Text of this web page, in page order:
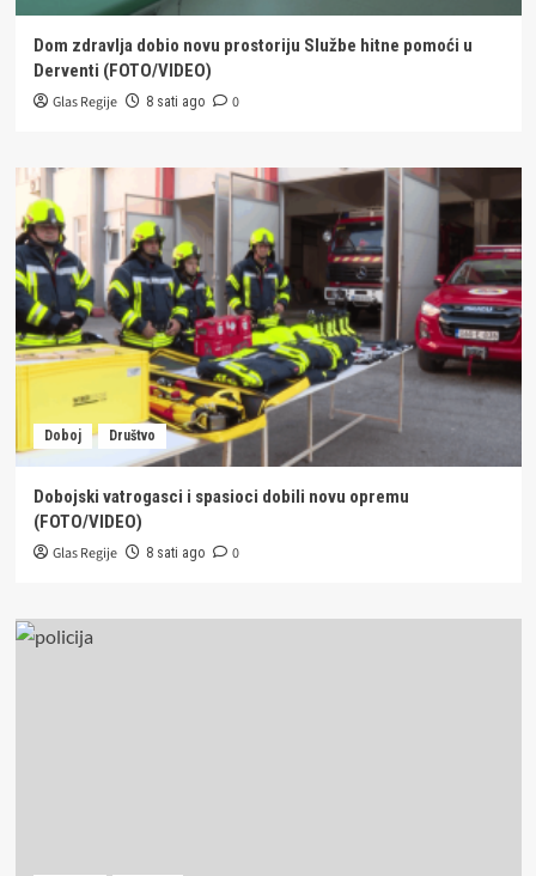
Dom zdravlja dobio novu prostoriju Službe hitne pomoći u
Derventi (FOTO/VIDEO)
Glas Regije 8 sati ago 0
Doboj Društvo
Dobojski vatrogasci i spasioci dobili novu opremu
(FOTO/VIDEO)
Glas Regije 8 sati ago 0